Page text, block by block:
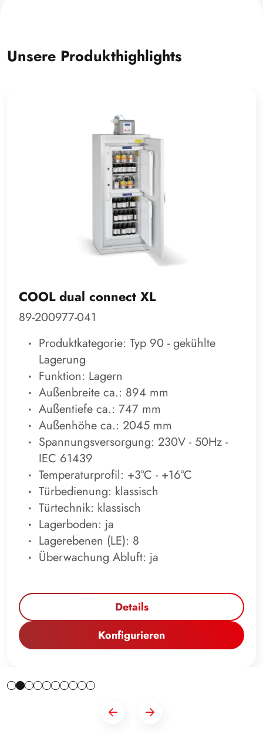
Unsere Produkthighlights
COOL dual connect XL
89-200977-041
Produktkategorie: Typ 90 - gekühlte
Lagerung
Funktion: Lagern
Außenbreite ca.: 894 mm
Außentiefe ca.: 747 mm
Außenhöhe ca.: 2045 mm
Spannungsversorgung: 230V - 50Hz -
IEC 61439
Temperaturprofil: +3°C - +16°C
Türbedienung: klassisch
Türtechnik: klassisch
Lagerboden: ja
Lagerebenen (LE): 8
Überwachung Abluft: ja
Details
Konfigurieren